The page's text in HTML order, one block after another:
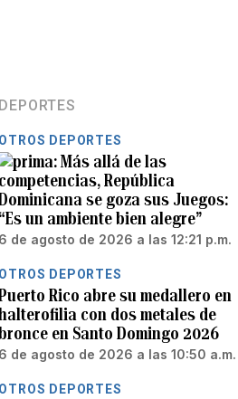
DEPORTES
OTROS DEPORTES
Más allá de las
competencias, República
se goza sus Juegos:
“Es un ambiente bien alegre”
6 de agosto de 2026 a las 12:21 p.m.
OTROS DEPORTES
Rico abre su medallero en
con dos metales de
en Santo Domingo 2026
6 de agosto de 2026 a las 10:50 a.m.
OTROS DEPORTES